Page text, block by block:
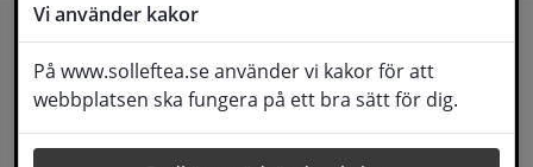
Vi använder kakor
På www.solleftea.se använder vi kakor för att
webbplatsen ska fungera på ett bra sätt för dig.
Lämna synpunkt
Här kan du lämna synpunkter, förslag och